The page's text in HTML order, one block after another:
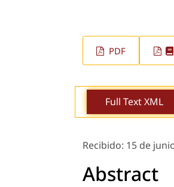
PDF
Full Text XML
Recibido: 15 de
Abstract